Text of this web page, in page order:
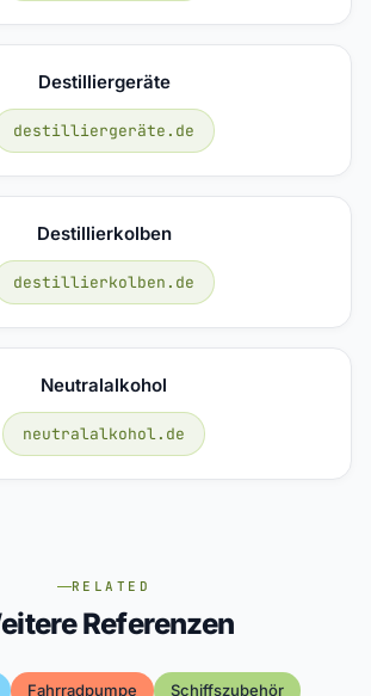
Destilliergeräte
destilliergeräte.de
Destillierkolben
destillierkolben.de
Neutralalkohol
neutralalkohol.de
RELATED
Referenzen
Fahrradpumpe Schiffszubehör